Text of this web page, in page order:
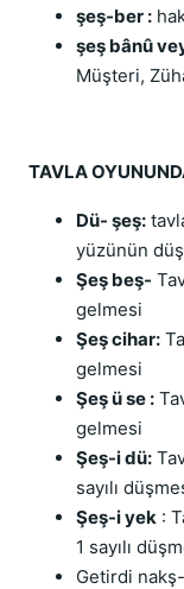
şeş-ber :
şeş bânû
Müşteri,
TAVLA
Dü- şeş:
yüzünün
Şeş beş-
gelmesi
Şeş cihar:
gelmesi
Şeş ü se :
gelmesi
Şeş-i dü:
sayılı
Şeş-i yek :
1 sayılı
Getirdi